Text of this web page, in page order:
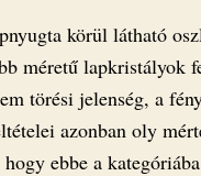
körül látható
méretű lapkristályok
törési jelenség, a
azonban oly
hogy ebbe a